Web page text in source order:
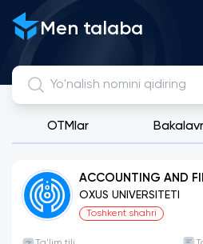
Men talaba
OTMlar Bakalavr
ACCOUNTING AND
INTERNATIONAL
OXUS UNIVERSITETI
Toshkent shahri